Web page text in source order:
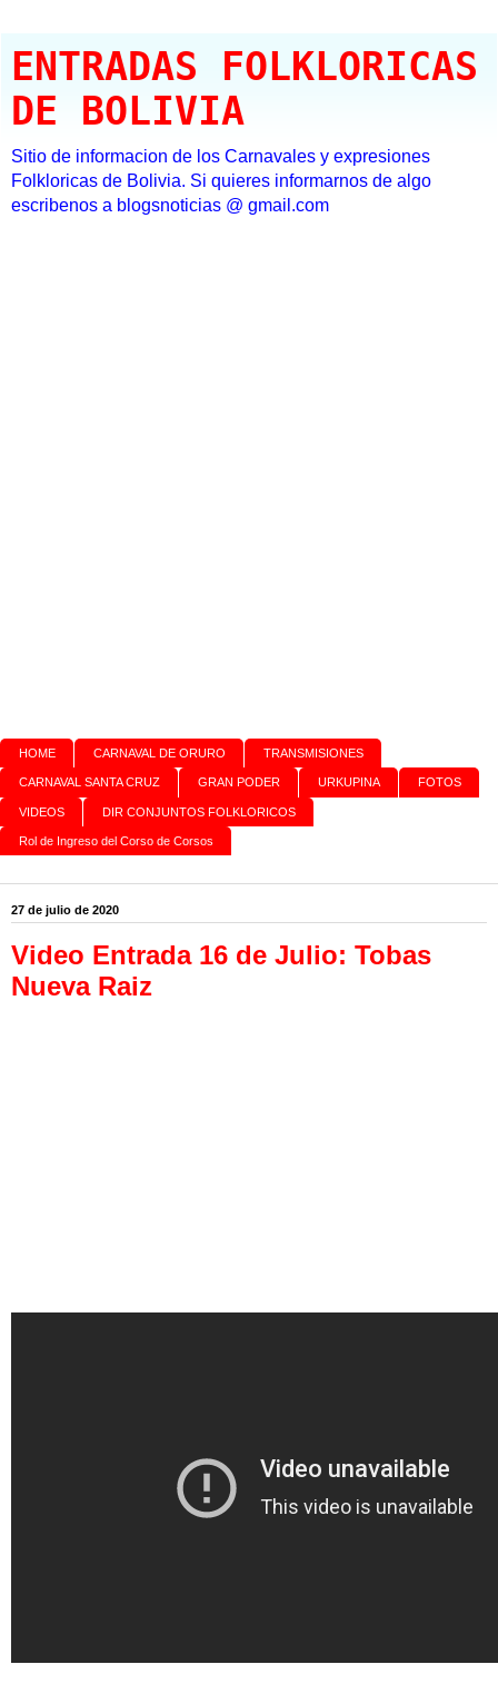
ENTRADAS FOLKLORICAS
DE BOLIVIA
Sitio de informacion de los Carnavales y expresiones
Folkloricas de Bolivia. Si quieres informarnos de algo
escribenos a blogsnoticias @ gmail.com
HOME CARNAVAL DE ORURO TRANSMISIONES
CARNAVAL SANTA CRUZ GRAN PODER URKUPINA FOTOS
VIDEOS DIR CONJUNTOS FOLKLORICOS
Rol de Ingreso del Corso de Corsos
27 de julio de 2020
Video Entrada 16 de Julio: Tobas
Nueva Raiz